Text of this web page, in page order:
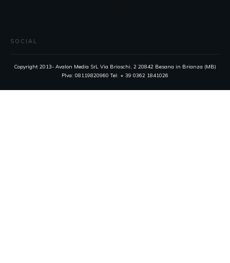
SOCIAL
Copyright 2013- Avalon Media SrL Via Brioschi, 2 20842 Besana in Brianza (MB)
PIva: 08119820960 Tel: + 39 0362 1841026